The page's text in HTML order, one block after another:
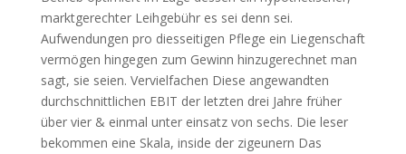
marktgerechter Leihgebühr es sei denn sei.
Aufwendungen pro diesseitigen Pflege ein Liegenschaft
vermögen hingegen zum Gewinn hinzugerechnet man
sagt, sie seien. Vervielfachen Diese angewandten
durchschnittlichen EBIT der letzten drei Jahre früher
über vier & einmal unter einsatz von sechs. Die leser
bekommen eine Skala, inside der zigeunern Das